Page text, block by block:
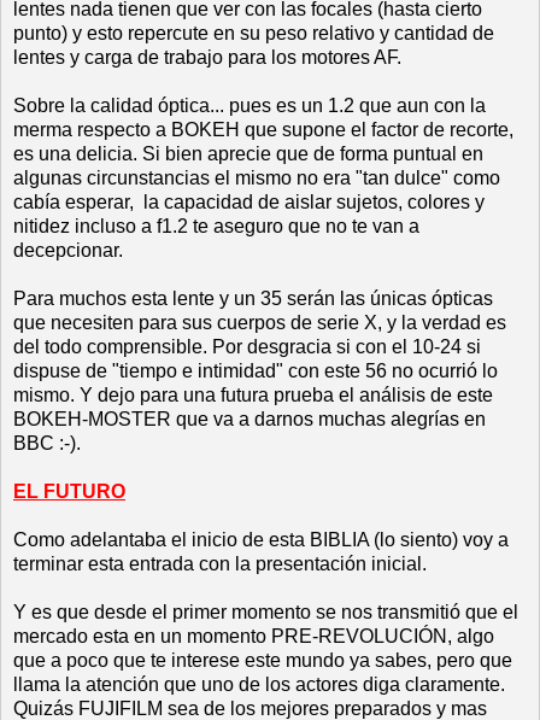
lentes nada tienen que ver con las focales (hasta cierto
punto) y esto repercute en su peso relativo y cantidad de
lentes y carga de trabajo para los motores AF.
Sobre la calidad óptica... pues es un 1.2 que aun con la
merma respecto a BOKEH que supone el factor de recorte,
es una delicia. Si bien aprecie que de forma puntual en
algunas circunstancias el mismo no era "tan dulce" como
cabía esperar, la capacidad de aislar sujetos, colores y
nitidez incluso a f1.2 te aseguro que no te van a
decepcionar.
Para muchos esta lente y un 35 serán las únicas ópticas
que necesiten para sus cuerpos de serie X, y la verdad es
del todo comprensible. Por desgracia si con el 10-24 si
dispuse de "tiempo e intimidad" con este 56 no ocurrió lo
mismo. Y dejo para una futura prueba el análisis de este
BOKEH-MOSTER que va a darnos muchas alegrías en
BBC :-).
EL FUTURO
Como adelantaba el inicio de esta BIBLIA (lo siento) voy a
terminar esta entrada con la presentación inicial.
Y es que desde el primer momento se nos transmitió que el
mercado esta en un momento PRE-REVOLUCIÓN, algo
que a poco que te interese este mundo ya sabes, pero que
llama la atención que uno de los actores diga claramente.
Quizás FUJIFILM sea de los mejores preparados y mas